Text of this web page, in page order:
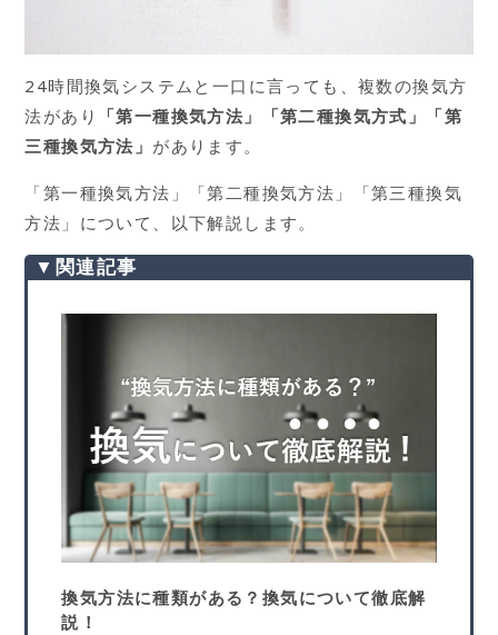
24時間換気システムと一口に言っても、複数の換気方
法があり
「第一種換気方法」「第二種換気方式」「第
三種換気方法」 があります。
「第一種換気方法」「第二種換気方法」「第三種換気
方法」について、以下解説します。
▼関連記事
換気方法に種類がある？換気について徹底解
説！